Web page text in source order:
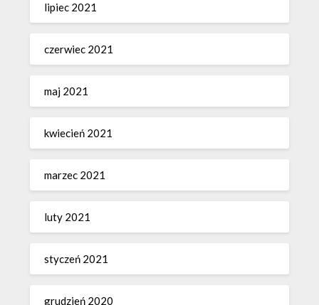
lipiec 2021
czerwiec 2021
maj 2021
kwiecień 2021
marzec 2021
luty 2021
styczeń 2021
grudzień 2020